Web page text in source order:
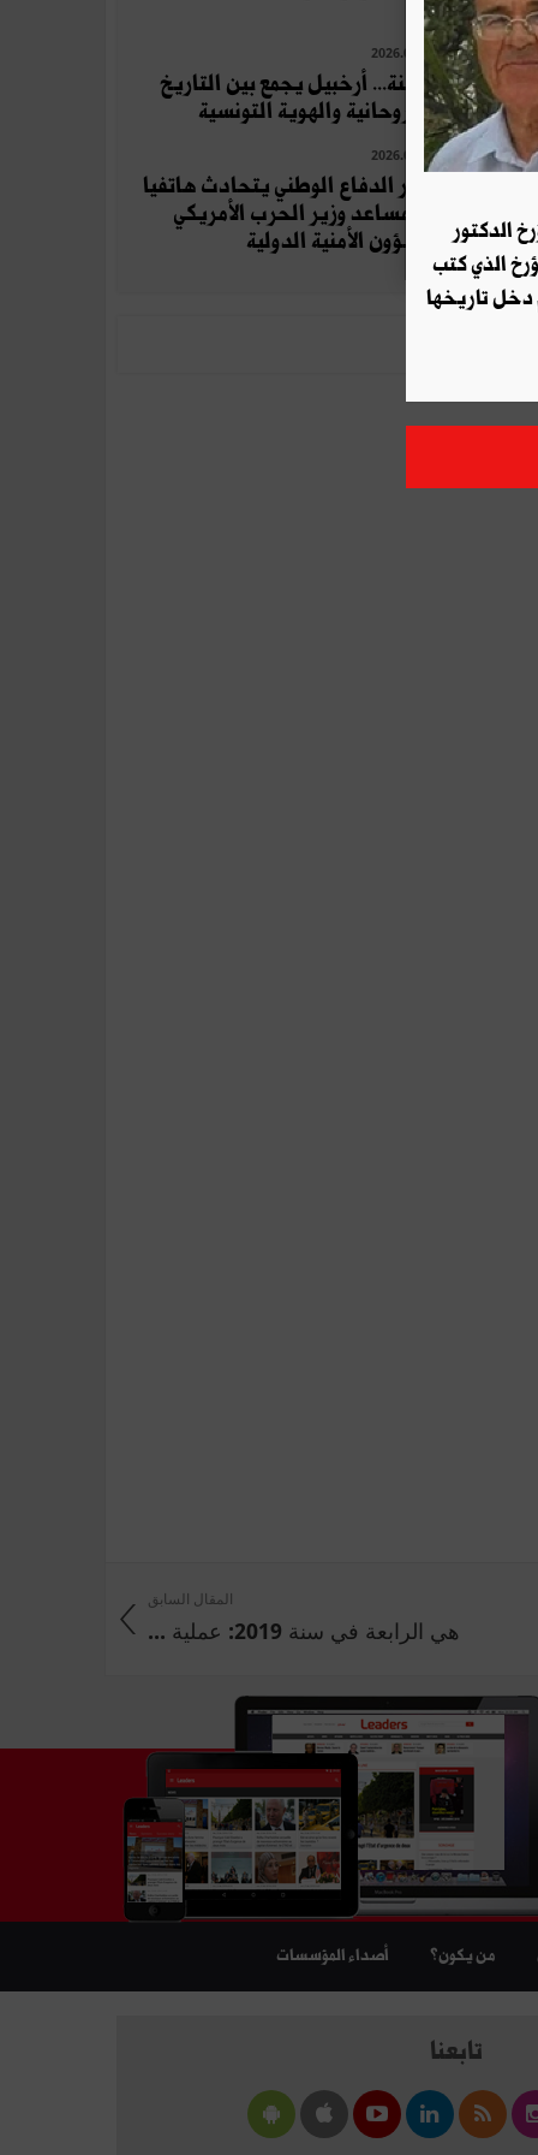
2026.07.10
قرقنة... أرخبيل يجمع بين التاريخ
والروحانية والهوية التونسية
2026.07.25
وزير الدفاع الوطني يتحادث هاتفيا
مع مساعد وزير الحرب الأمريكي
للشؤون الأمنية الدولية
المقال السابق
هي الرابعة في سنة 2019: عملية ...
من يكون؟ أصداء المؤسسات
تابعنا
الدكتور
الذي كتب
دخل تاريخها